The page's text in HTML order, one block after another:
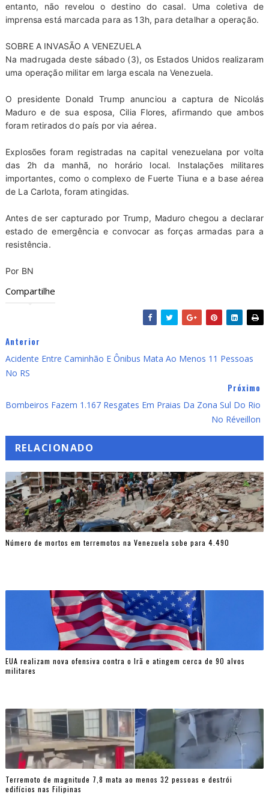
entanto, não revelou o destino do casal. Uma coletiva de
imprensa está marcada para as 13h, para detalhar a operação.
SOBRE A INVASÃO A VENEZUELA
Na madrugada deste sábado (3), os Estados Unidos realizaram
uma operação militar em larga escala na Venezuela.
O presidente Donald Trump anunciou a captura de Nicolás
Maduro e de sua esposa, Cilia Flores, afirmando que ambos
foram retirados do país por via aérea.
Explosões foram registradas na capital venezuelana por volta
das 2h da manhã, no horário local. Instalações militares
importantes, como o complexo de Fuerte Tiuna e a base aérea
de La Carlota, foram atingidas.
Antes de ser capturado por Trump, Maduro chegou a declarar
estado de emergência e convocar as forças armadas para a
resistência.
Por BN
Compartilhe
Anterior
Acidente Entre Caminhão E Ônibus Mata Ao Menos 11 Pessoas
No RS
Próximo
Bombeiros Fazem 1.167 Resgates Em Praias Da Zona Sul Do Rio
No Réveillon
RELACIONADO
Número de mortos em terremotos na Venezuela sobe para 4.490
EUA realizam nova ofensiva contra o Irã e atingem cerca de 90 alvos
militares
Terremoto de magnitude 7,8 mata ao menos 32 pessoas e destrói
edifícios nas Filipinas